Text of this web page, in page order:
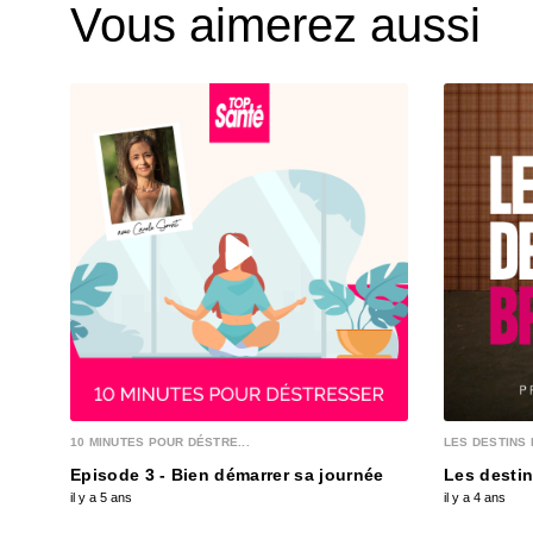
Vous aimerez aussi
10 MINUTES POUR DÉSTRE...
Episode 3 - Bien démarrer sa journée
il y a 5 ans
LES DESTINS
Les
il y a 4 ans